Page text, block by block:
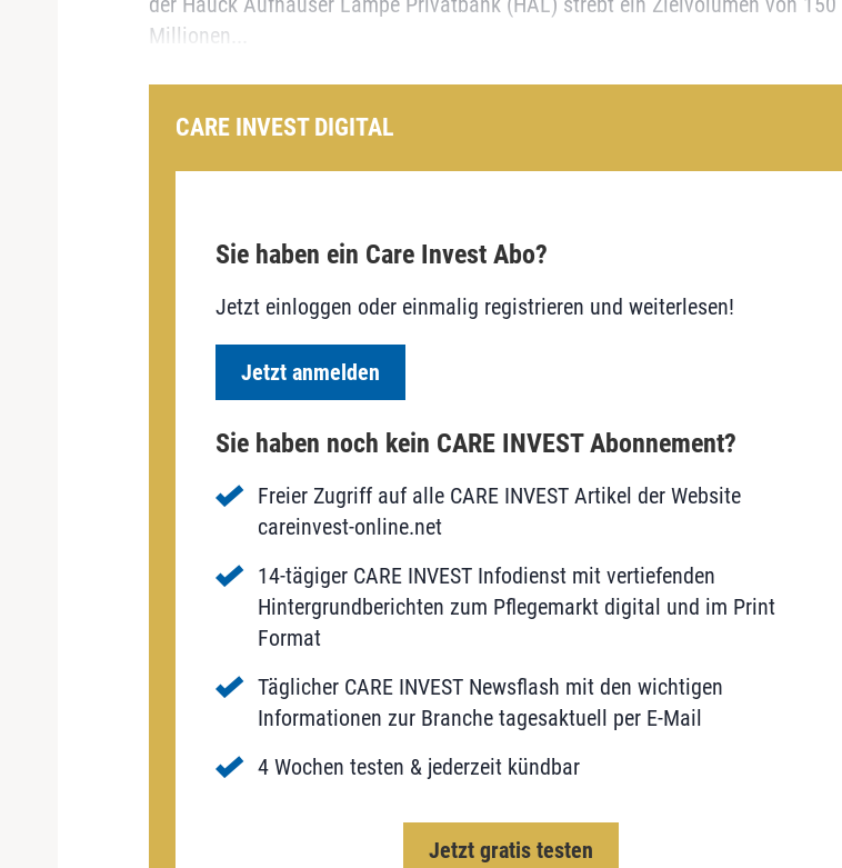
Millionen...
CARE INVEST DIGITAL
Sie haben ein Care Invest Abo?
Jetzt einloggen oder einmalig registrieren und weiterlesen!
Jetzt anmelden
Sie haben noch kein CARE INVEST Abonnement?
Freier Zugriff auf alle CARE INVEST Artikel der Website
careinvest-online.net
14-tägiger CARE INVEST Infodienst mit vertiefenden
Hintergrundberichten zum Pflegemarkt digital und im Print
Format
Täglicher CARE INVEST Newsflash mit den wichtigen
Informationen zur Branche tagesaktuell per E-Mail
4 Wochen testen & jederzeit kündbar
Jetzt gratis testen